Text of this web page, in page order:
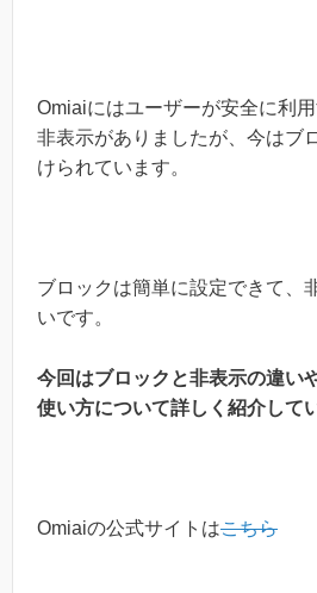
Omiaiにはユーザーが安全に利
非表示がありましたが、今はブ
けられています。
ブロックは簡単に設定できて、
いです。
今回はブロックと非表示の違い
使い方について詳しく紹介して
Omiaiの公式サイトはこちら